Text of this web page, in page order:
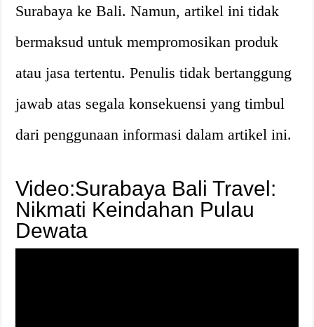
Surabaya ke Bali. Namun, artikel ini tidak
bermaksud untuk mempromosikan produk
atau jasa tertentu. Penulis tidak bertanggung
jawab atas segala konsekuensi yang timbul
dari penggunaan informasi dalam artikel ini.
Video:Surabaya Bali Travel:
Nikmati Keindahan Pulau
Dewata